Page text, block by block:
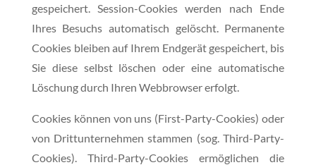
gespeichert. Session-Cookies werden nach Ende
Ihres Besuchs automatisch gelöscht. Permanente
Cookies bleiben auf Ihrem Endgerät gespeichert, bis
Sie diese selbst löschen oder eine automatische
Löschung durch Ihren Webbrowser erfolgt.
Cookies können von uns (First-Party-Cookies) oder
von Drittunternehmen stammen (sog. Third-Party-
Cookies). Third-Party-Cookies ermöglichen die